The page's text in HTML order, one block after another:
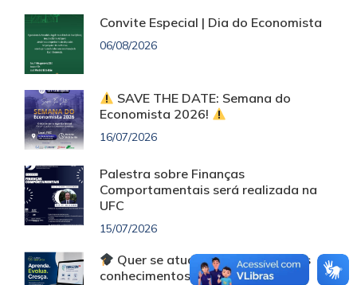
Convite Especial | Dia do Economista
06/08/2026
SAVE THE DATE: Semana do
Economista 2026!
16/07/2026
Palestra sobre Finanças
Comportamentais será realizada na
UFC
15/07/2026
Quer se atualizar e ampliar seus
conhecimentos sem custo?